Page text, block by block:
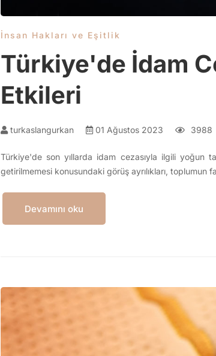
İnsan Hakları ve Eşitlik
Türkiye'de İdam
Etkileri
turkaslangurkan 01 Ağustos 2023 3988
Türkiye'de son yıllarda idam cezasıyla ilgili yoğun
getirilmemesi konusundaki görüş ayrılıkları,
Devamını oku